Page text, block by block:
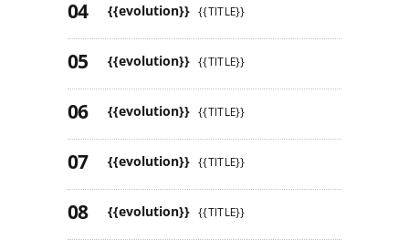
{{evolution}} {{TITLE}}
{{evolution}} {{TITLE}}
{{evolution}} {{TITLE}}
{{evolution}} {{TITLE}}
{{evolution}} {{TITLE}}